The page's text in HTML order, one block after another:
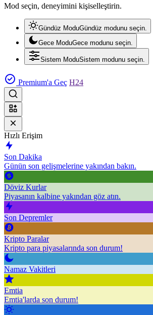
Mod seçin, deneyimini kişiselleştirin.
Gündüz ModuGündüz modunu seçin.
Gece ModuGece modunu seçin.
Sistem ModuSistem modunu seçin.
Premium'a Geç H24
Hızlı Erişim
Son Dakika
Günün son gelişmelerine yakından bakın.
Döviz Kurlar
Piyasanın kalbine yakından göz atın.
Son Depremler
Kripto Paralar
Kripto para piyasalarında son durum!
Namaz Vakitleri
Emtia
Emtia'larda son durum!